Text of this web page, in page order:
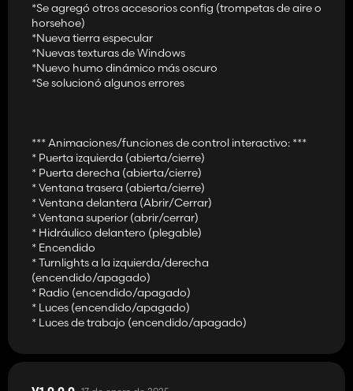
*Se agregó otros accesorios config (trompetas de aire o
horsehoe)
*Nueva tierra especular
*Nuevas texturas de Windows
*Nuevo humo dinámico más oscuro
*Se solucionó algunos errores
*** Animaciones/funciones de control interactivo: ***
* Puerta izquierda (abierta/cierre)
* Puerta derecha (abierta/cierre)
* Ventana trasera (abierta/cierre)
* Ventana delantera (Abrir/Cerrar)
* Ventana superior (abrir/cerrar)
* Hidráulico delantero (plegable)
* Encendido
* Turnlights a la izquierda/derecha
(encendido/apagado)
* Radio (encendido/apagado)
* Luces (encendido/apagado)
* Luces de trabajo (encendido/apagado)